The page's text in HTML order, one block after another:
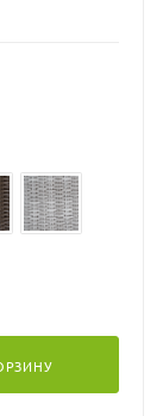
и
жгута.